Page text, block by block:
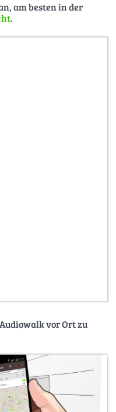
am besten in der
.
vor Ort zu